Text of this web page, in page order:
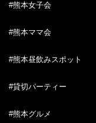
#熊本女子会
#熊本ママ会
#熊本昼飲みスポット
#貸切パーティー
#熊本グルメ